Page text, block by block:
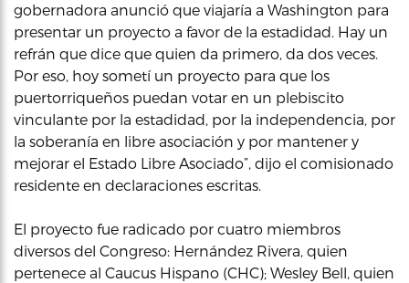
gobernadora anunció que viajaría a Washington para
presentar un proyecto a favor de la estadidad. Hay un
refrán que dice que quien da primero, da dos veces.
Por eso, hoy sometí un proyecto para que los
puertorriqueños puedan votar en un plebiscito
vinculante por la estadidad, por la independencia, por
la soberanía en libre asociación y por mantener y
mejorar el Estado Libre Asociado”, dijo el comisionado
residente en declaraciones escritas.
El proyecto fue radicado por cuatro miembros
diversos del Congreso: Hernández Rivera, quien
pertenece al Caucus Hispano (CHC); Wesley Bell, quien